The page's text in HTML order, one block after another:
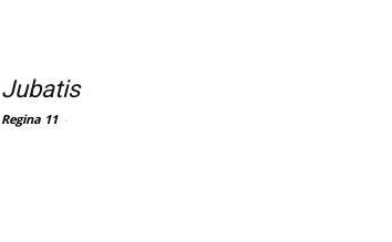
Jubatis
Regina 11